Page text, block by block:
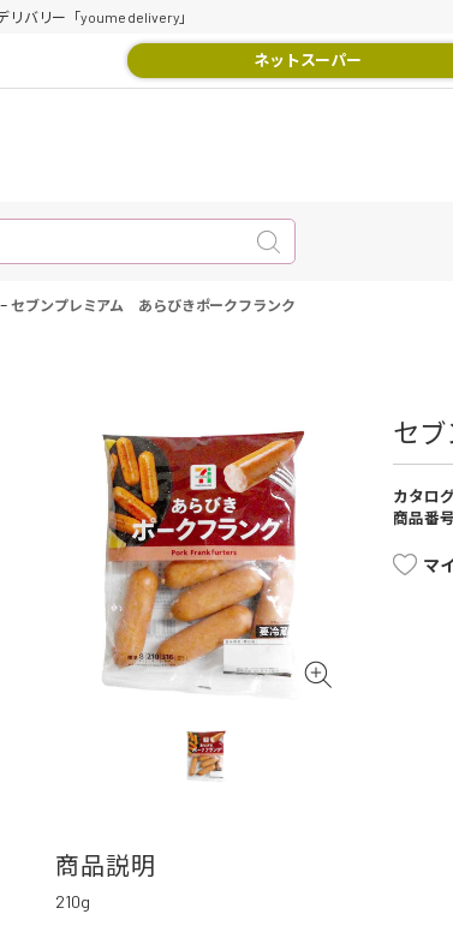
リバリー「youme delivery」
ネットスーパー
-セブンプレミアム あらびきポークフランク
セ
カタロ
商品番号
マ
商品説明
210g